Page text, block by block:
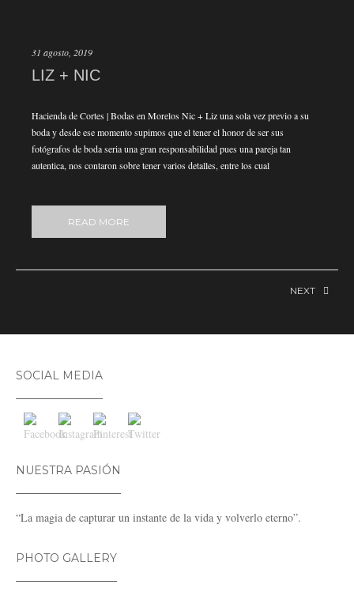
31 agosto, 2019
LIZ + NIC
Hacienda de Cortes | Bodas en Morelos Nic + Liz una sola vez previo a su
boda y desde ese momento supimos que el tener el honor de ser sus
fotógrafos de boda seria una gran responsabilidad pues una pareja tan
autentica, nos contaron sobre tener varios detalles, entre los cual
READ MORE
NEXT
SOCIAL MEDIA
NUESTRA PASIÓN
“La magia de capturar un instante de la vida y volverlo eterno”.
PHOTO GALLERY